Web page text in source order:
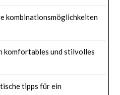
kombinationsmöglichkeiten
komfortables und stilvolles
tipps für ein